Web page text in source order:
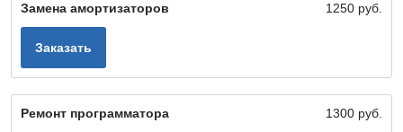
Замена амортизаторов 1250 руб.
Заказать
Ремонт программатора 1300 руб.